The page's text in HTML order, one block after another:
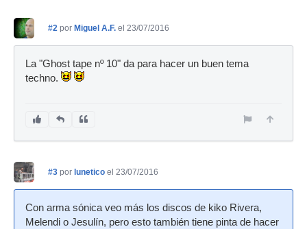
#2 por Miguel A.F. el 23/07/2016
La "Ghost tape nº 10" da para hacer un buen tema
techno.
#3 por lunetico el 23/07/2016
Con arma sónica veo más los discos de kiko Rivera,
Melendi o Jesulín, pero esto también tiene pinta de hacer